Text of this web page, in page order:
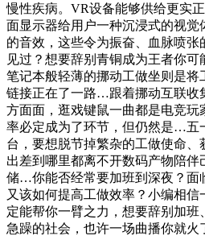
慢性疾病。VR设备能够供给更实
面显示器给用户一种沉浸式的视
的音效，这些令为振奋、血脉喷张
见过？想要辞别青铜成为王者你
笔记本般轻薄的挪动工做坐则是将
链接正在了一路…跟着挪动互联收
方面面，逛戏键鼠一曲都是电竞玩
率必定成为了环节，但仍然是…五
台，要想脱节掉繁杂的工做使命
出差到哪里都离不开数码产物陪
储…你能否经常要加班到深夜？面
又该如何提高工做效率？小编相
定能帮你一臂之力，想要辞别加
急躁的社会，也许一场曲播你就